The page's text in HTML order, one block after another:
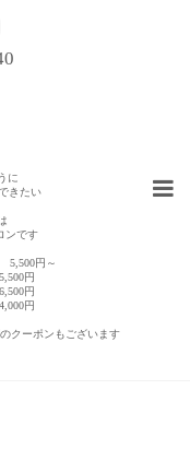
に
きたい
ンです
5,500円～
円
円
円
クーポンもございます